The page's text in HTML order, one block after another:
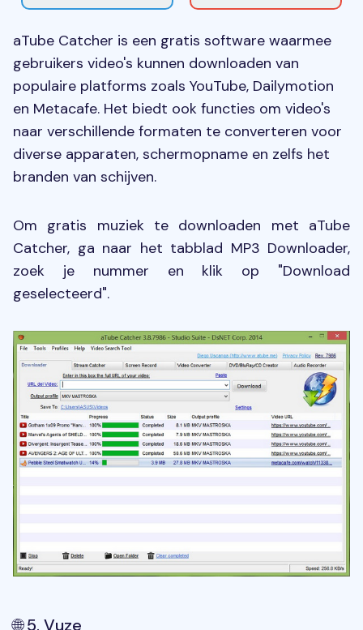
aTube Catcher is een gratis software waarmee
gebruikers video's kunnen downloaden van
populaire platforms zoals YouTube, Dailymotion
en Metacafe. Het biedt ook functies om video's
naar verschillende formaten te converteren voor
diverse apparaten, schermopname en zelfs het
branden van schijven.
Om gratis muziek te downloaden met aTube
Catcher, ga naar het tabblad MP3 Downloader,
zoek je nummer en klik op "Download
geselecteerd".
🌐 5. Vuze